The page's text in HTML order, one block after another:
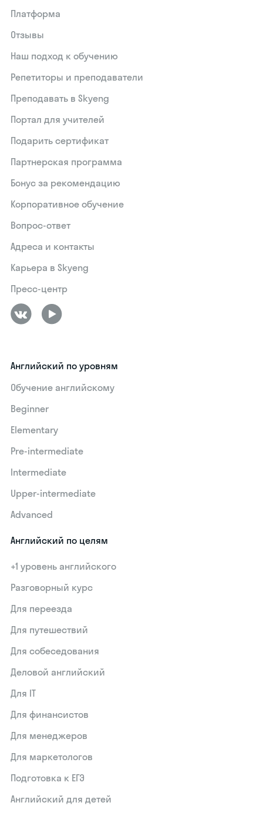
Платформа
Отзывы
Наш подход к обучению
Репетиторы и преподаватели
Преподавать в Skyeng
Портал для учителей
Подарить сертификат
Партнерская программа
Бонус за рекомендацию
Корпоративное обучение
Вопрос-ответ
Адреса и контакты
Карьера в Skyeng
Пресс-центр
Английский по уровням
Обучение английскому
Beginner
Elementary
Pre-intermediate
Intermediate
Upper-intermediate
Advanced
Английский по целям
+1 уровень английского
Разговорный курс
Для переезда
Для путешествий
Для собеседования
Деловой английский
Для IT
Для финансистов
Для менеджеров
Для маркетологов
Подготовка к ЕГЭ
Английский для детей